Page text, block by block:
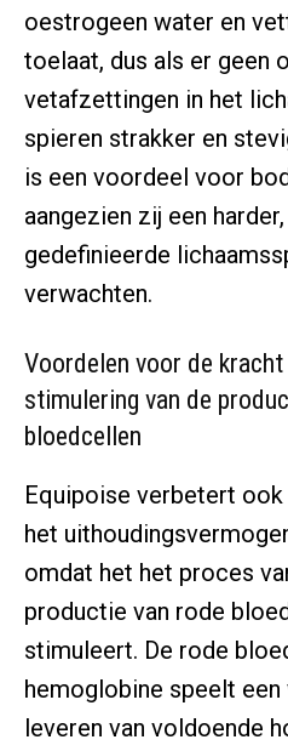
oestrogeen water en
toelaat, dus als er geen
vetafzettingen in het
spieren strakker en
is een voordeel voor
aangezien zij een
gedefinieerde
verwachten.
Voordelen voor de
stimulering van de
bloedcellen
Equipoise verbetert
het
omdat het het proces
productie van rode
stimuleert. De rode
hemoglobine speelt
leveren van voldoende